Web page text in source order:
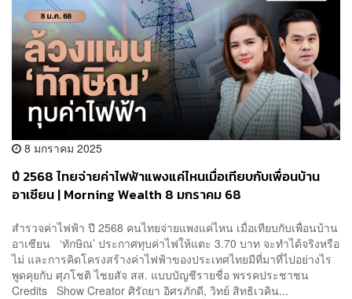
8 มกราคม 2025
ปี 2568 ไทยจ่ายค่าไฟฟ้าแพงแค่ไหนเมื่อเทียบกับเพื่อนบ้าน
อาเซียน | Morning Wealth 8 มกราคม 68
สำรวจค่าไฟฟ้า ปี 2568 คนไทยจ่ายแพงแค่ไหน เมื่อเทียบกับเพื่อนบ้าน
อาเซียน ‘ทักษิณ’ ประกาศทุบค่าไฟให้แตะ 3.70 บาท จะทำได้จริงหรือ
ไม่ และการคิดโครงสร้างค่าไฟฟ้าของประเทศไทยมีที่มาที่ไปอย่างไร
พูดคุยกับ ศุภโชติ ไชยสัจ สส. แบบบัญชีรายชื่อ พรรคประชาชน
Credits Show Creator ศิรัถยา อิศรภักดี, วิทย์ สิทธิเวคิน...